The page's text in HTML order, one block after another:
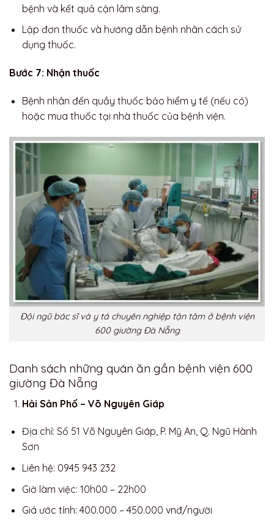
bệnh và kết quả cận lâm sàng.
Lập đơn thuốc và hướng dẫn bệnh nhân cách sử
dụng thuốc.
Bước 7: Nhận thuốc
Bệnh nhân đến quầy thuốc bảo hiểm y tế (nếu có)
hoặc mua thuốc tại nhà thuốc của bệnh viện.
Đội ngũ bác sĩ và y tá chuyên nghiệp tận tâm ở bệnh viện
600 giường Đà Nẵng
Danh sách những quán ăn gần bệnh viện 600
giường Đà Nẵng
Hải Sản Phố – Võ Nguyên Giáp
Địa chỉ: Số 51 Võ Nguyên Giáp, P. Mỹ An, Q. Ngũ Hành
Sơn
Liên hệ: 0945 943 232
Giờ làm việc: 10h00 – 22h00
Giá ước tính: 400.000 – 450.000 vnđ/người